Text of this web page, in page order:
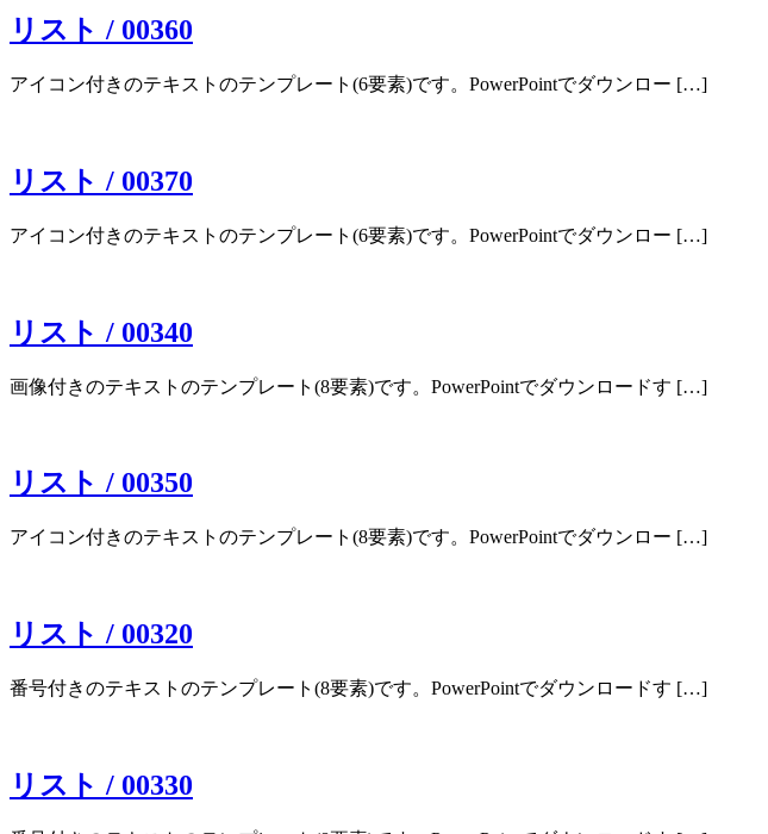
リスト / 00360
アイコン付きのテキストのテンプレート(6要素)です。PowerPointでダウンロー […]
リスト / 00370
アイコン付きのテキストのテンプレート(6要素)です。PowerPointでダウンロー […]
リスト / 00340
画像付きのテキストのテンプレート(8要素)です。PowerPointでダウンロードす […]
リスト / 00350
アイコン付きのテキストのテンプレート(8要素)です。PowerPointでダウンロー […]
リスト / 00320
番号付きのテキストのテンプレート(8要素)です。PowerPointでダウンロードす […]
リスト / 00330